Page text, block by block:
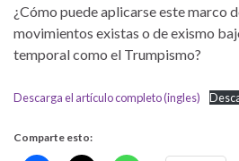
¿Cómo puede aplicarse este marco
movimientos existas o de exismo
temporal como el Trumpismo?
Descarga el artículo completo (ingles)
Comparte esto: